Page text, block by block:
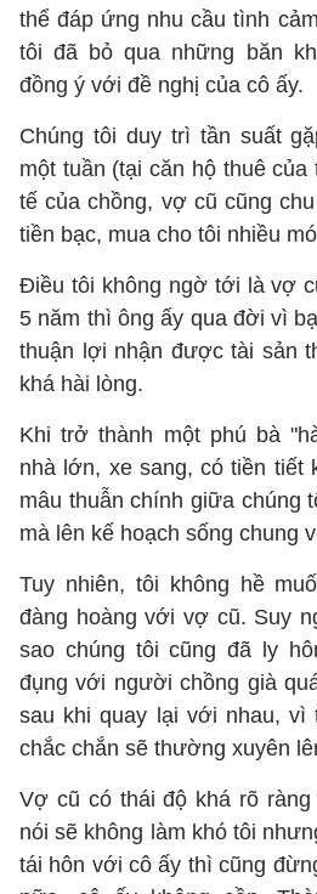
thể đáp ứng nhu cầu tình
tôi đã bỏ qua những băn
đồng ý với đề nghị của cô ấy.
Chúng tôi duy trì tần suất
một tuần (tại căn hộ thuê
tế của chồng, vợ cũ cũng
tiền bạc, mua cho tôi nhiều
Điều tôi không ngờ tới là vợ
5 năm thì ông ấy qua đời vì
thuận lợi nhận được tài sản
khá hài lòng.
Khi trở thành một phú bà
nhà lớn, xe sang, có tiền tiết
mâu thuẫn chính giữa chúng
mà lên kế hoạch sống chung
Tuy nhiên, tôi không hề
đàng hoàng với vợ cũ. Suy
sao chúng tôi cũng đã ly
đụng với người chồng già
sau khi quay lại với nhau, vì
chắc chắn sẽ thường xuyên
Vợ cũ có thái độ khá rõ
nói sẽ không làm khó tôi
tái hôn với cô ấy thì cũng